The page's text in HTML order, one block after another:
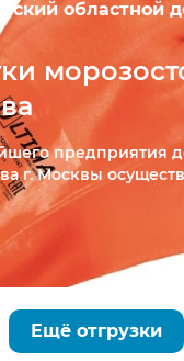
областной
предприятия
г. Москвы
Ещё отгрузки